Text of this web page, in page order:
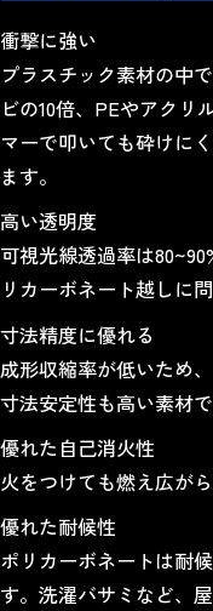
衝撃に強い
プラスチック素材の中
ビの10倍、PEやアクリ
マーで叩いても砕けに
ます。
高い透明度
可視光線透過率は
リカーボネート越しに
寸法精度に優れる
成形収縮率が低いため
寸法安定性も高い素材で
優れた自己消火性
火をつけても燃え広が
優れた耐候性
ポリカーボネートは耐
す。洗濯バサミなど、